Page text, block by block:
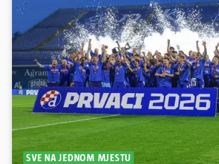
SVE NA JEDNOM MJESTU